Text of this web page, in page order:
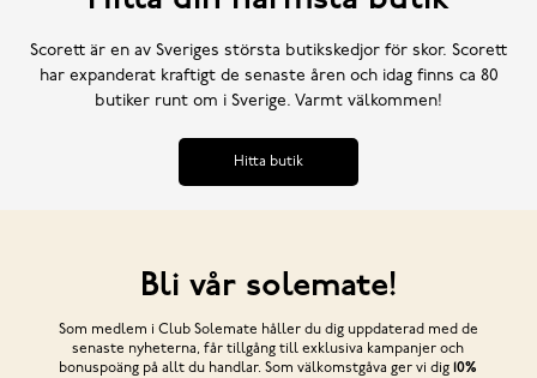
Scorett är en av Sveriges största butikskedjor för skor. Scorett
har expanderat kraftigt de senaste åren och idag finns ca 80
butiker runt om i Sverige. Varmt välkommen!
Hitta butik
Bli vår solemate!
Som medlem i Club Solemate håller du dig uppdaterad med de
senaste nyheterna, får tillgång till exklusiva kampanjer och
bonuspoäng på allt du handlar. Som välkomstgåva ger vi dig 10%